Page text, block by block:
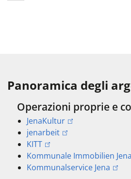
Panoramica degli
Operazioni proprie e
JenaKultur
jenarbeit
KITT
Kommunale Immobilien Jena
Kommunalservice Jena